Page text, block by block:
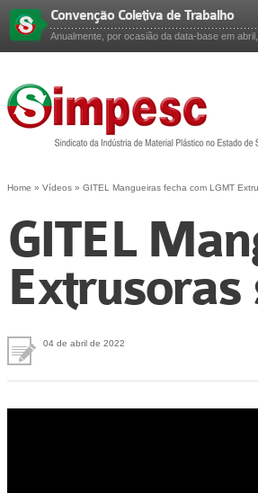
Convenção Coletiva de Trabalho
Anualmente, por ocasião da data-base em
Home » Vídeos » GITEL Mangueiras fecha com LGMT
GITEL
04 de abril de 2022